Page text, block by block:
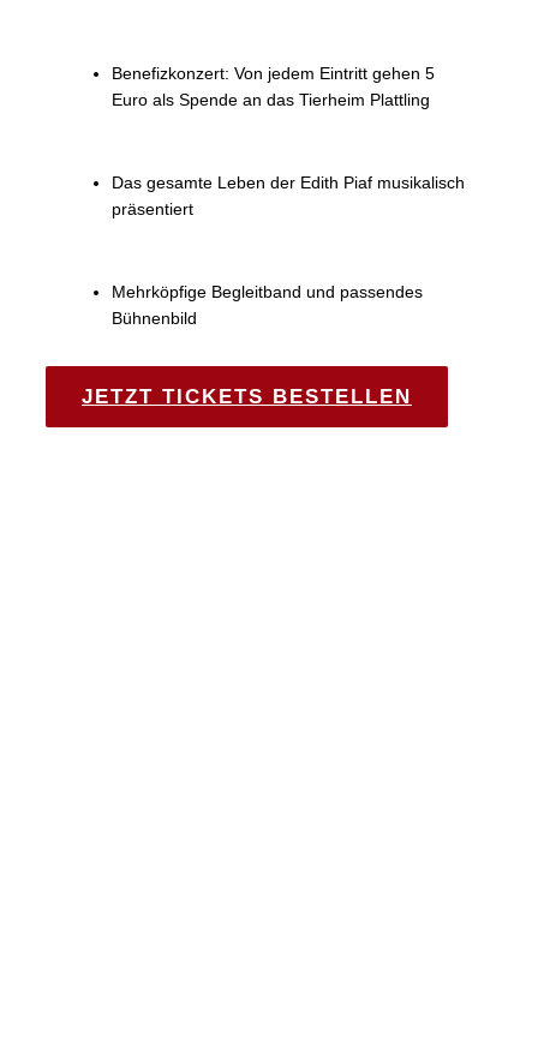
Benefizkonzert: Von jedem Eintritt gehen 5
Euro als Spende an das Tierheim Plattling
Das gesamte Leben der Edith Piaf musikalisch
präsentiert
Mehrköpfige Begleitband und passendes
Bühnenbild
JETZT TICKETS BESTELLEN